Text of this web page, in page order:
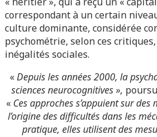
correspondant à un certain
culture dominante, considérée
psychométrie, selon ces
inégalités sociales.
«Depuis les années 2000, la
sciences neurocognitives »,
« Ces approches s’appuient sur
l’origine des difficultés dans les
pratique, elles utilisent des